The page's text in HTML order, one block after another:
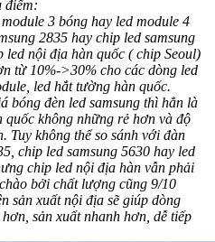
điểm:
3 bóng hay led module 4
2835 hay chip led samsung
led nội địa hàn quốc ( chip Seoul)
từ 10%->30% cho các dòng led
led hắt tường hàn quốc.
bóng đèn led samsung thì hẳn là
quốc không những rẻ hơn và độ
Tuy không thể so sánh với đàn
chip led samsung 5630 hay led
chip led nội địa hàn vẫn phải
bởi chất lượng cũng 9/10
sản xuất nội địa sẽ giúp dòng
sản xuất nhanh hơn, dễ tiếp